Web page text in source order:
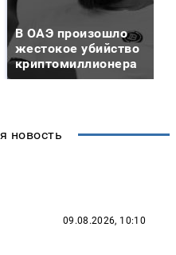
В ОАЭ произошло
жестокое убийство
криптомиллионера
новость
09.08.2026, 10:10